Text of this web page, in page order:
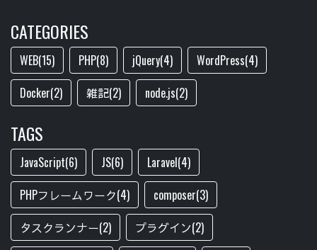
CATEGORIES
WEB(15) PHP(8) jQuery(4)
WordPress(4)
Docker(2)
雑記(2) node.js(2)
TAGS
JavaScript(6) JS(6)
Laravel(4)
PHPフレームワーク(4)
composer(3)
タスクランナー(2)
プラグイン(2)